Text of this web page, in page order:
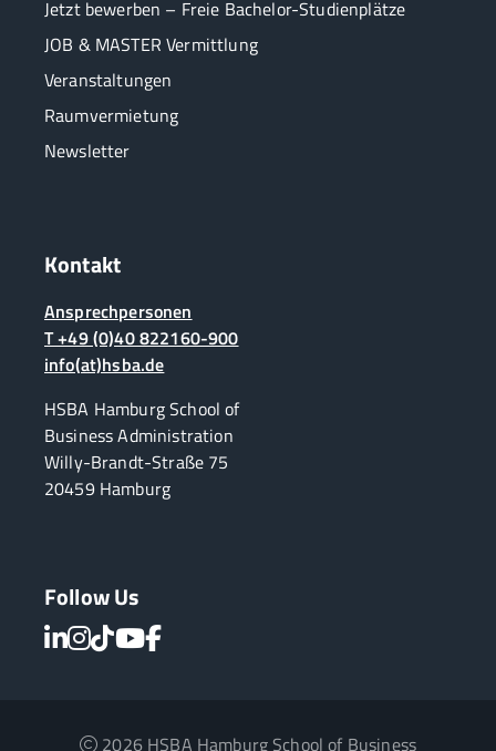
Jetzt bewerben – Freie Bachelor-Studienplätze
JOB & MASTER Vermittlung
Veranstaltungen
Raumvermietung
Newsletter
Kontakt
Ansprechpersonen
T +49 (0)40 822160-900
info(at)hsba.de
HSBA Hamburg School of
Business Administration
Willy-Brandt-Straße 75
20459 Hamburg
Follow Us
2026 HSBA Hamburg School of Business